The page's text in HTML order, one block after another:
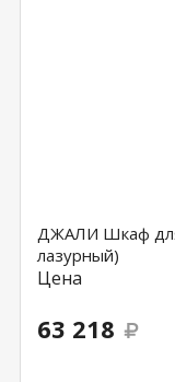
ДЖАЛИ Шкаф
лазурный)
Цена
63 218